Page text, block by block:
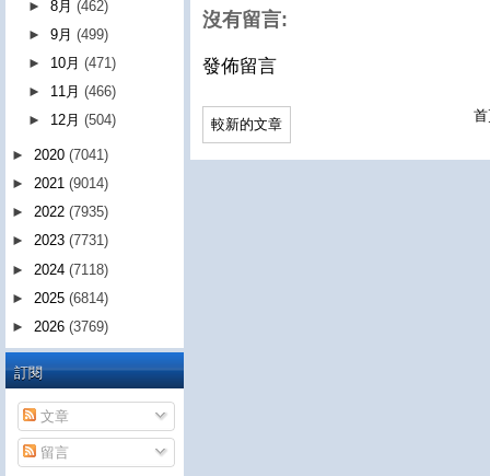
沒有留言:
發佈留言
較新的文章
►8月(462)
►9月(499)
► 10月(471)
► 11月(466)
► 12月(504)
► 2020 (7041)
► 2021 (9014)
► 2022 (7935)
► 2023 (7731)
► 2024 (7118)
► 2025 (6814)
► 2026 (3769)
訂閱
文章
留言